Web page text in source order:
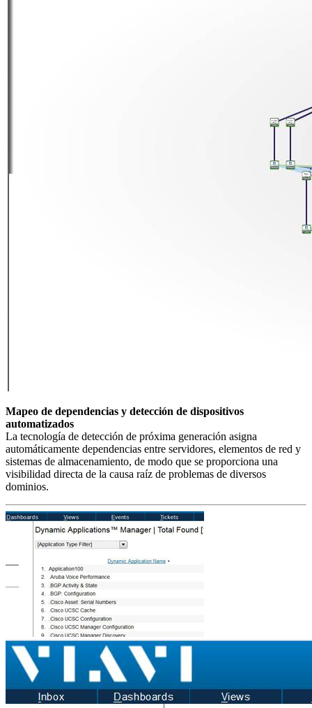
Mapeo de dependencias y detección de dispositivos
automatizados
La tecnología de detección de próxima generación asigna
automáticamente dependencias entre servidores, elementos de red y
sistemas de almacenamiento, de modo que se proporciona una
visibilidad directa de la causa raíz de problemas de diversos
dominios.